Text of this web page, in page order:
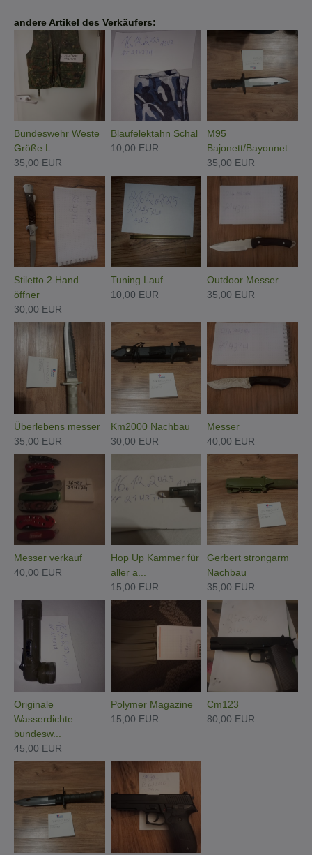
andere Artikel des Verkäufers:
Bundeswehr Weste
Größe L
35,00 EUR
Blaufelektahn Schal
10,00 EUR
M95
Bajonett/Bayonnet
35,00 EUR
Stiletto 2 Hand
öffner
30,00 EUR
Tuning Lauf
10,00 EUR
Outdoor Messer
35,00 EUR
Überlebens messer
35,00 EUR
Km2000 Nachbau
30,00 EUR
Messer
40,00 EUR
Messer verkauf
40,00 EUR
Hop Up Kammer für
aller a...
15,00 EUR
Gerbert strongarm
Nachbau
35,00 EUR
Originale
Wasserdichte
bundesw...
45,00 EUR
Polymer Magazine
15,00 EUR
Cm123
80,00 EUR